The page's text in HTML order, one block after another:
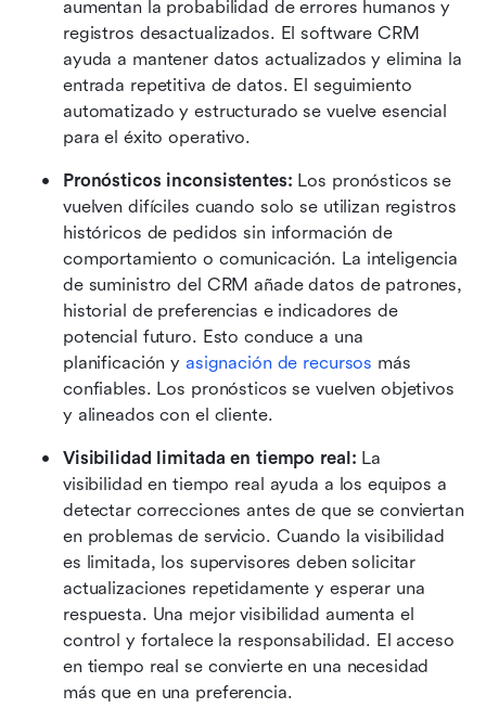
aumentan la probabilidad de errores humanos y
registros desactualizados. El software CRM
ayuda a mantener datos actualizados y elimina la
entrada repetitiva de datos. El seguimiento
automatizado y estructurado se vuelve esencial
para el éxito operativo.
Pronósticos inconsistentes: Los pronósticos se
vuelven difíciles cuando solo se utilizan registros
históricos de pedidos sin información de
comportamiento o comunicación. La inteligencia
de suministro del CRM añade datos de patrones,
historial de preferencias e indicadores de
potencial futuro. Esto conduce a una
planificación y asignación de recursos más
confiables. Los pronósticos se vuelven objetivos
y alineados con el cliente.
Visibilidad limitada en tiempo real: La
visibilidad en tiempo real ayuda a los equipos a
detectar correcciones antes de que se conviertan
en problemas de servicio. Cuando la visibilidad
es limitada, los supervisores deben solicitar
actualizaciones repetidamente y esperar una
respuesta. Una mejor visibilidad aumenta el
control y fortalece la responsabilidad. El acceso
en tiempo real se convierte en una necesidad
más que en una preferencia.